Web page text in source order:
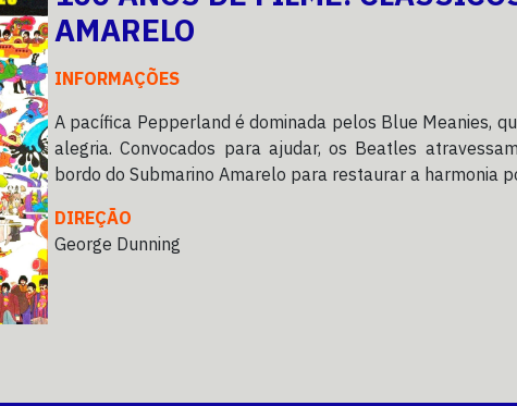
AMARELO
INFORMAÇÕES
A pacífica Pepperland é dominada pelos Blue Meanies,
alegria. Convocados para ajudar, os Beatles
bordo do Submarino Amarelo para restaurar a harmonia
DIREÇÃO
George Dunning